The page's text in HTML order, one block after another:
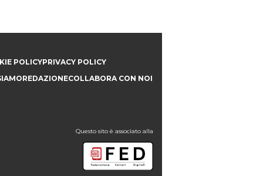
POLICYPRIVACY POLICY
REDAZIONECOLLABORA CON NOI
Questo sito è associato alla